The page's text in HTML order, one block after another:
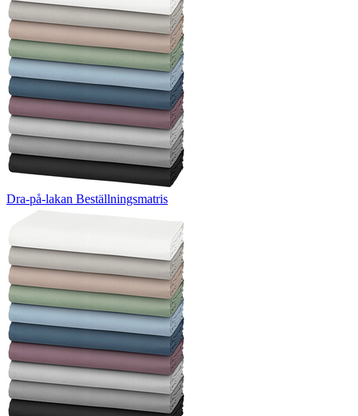
Dra-på-lakan Beställningsmatris